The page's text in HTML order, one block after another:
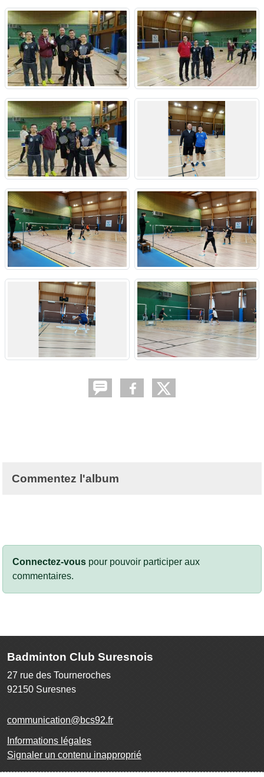
Commentez l'album
Connectez-vous pour pouvoir participer aux
commentaires.
Badminton Club Suresnois
27 rue des Tourneroches
92150 Suresnes
communication@bcs92.fr
Informations légales
Signaler un contenu inapproprié